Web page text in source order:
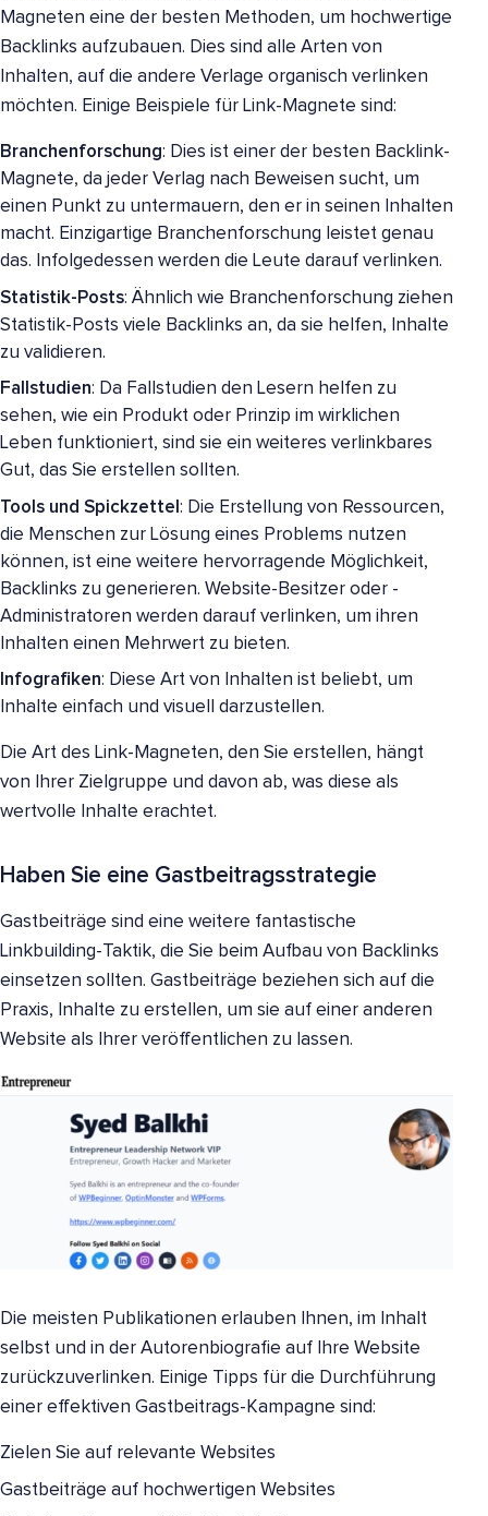
Magneten eine der besten Methoden, um hochwertige
Backlinks aufzubauen. Dies sind alle Arten von
Inhalten, auf die andere Verlage organisch verlinken
möchten. Einige Beispiele für Link-Magnete sind:
Branchenforschung: Dies ist einer der besten Backlink-
Magnete, da jeder Verlag nach Beweisen sucht, um
einen Punkt zu untermauern, den er in seinen Inhalten
macht. Einzigartige Branchenforschung leistet genau
das. Infolgedessen werden die Leute darauf verlinken.
Statistik-Posts: Ähnlich wie Branchenforschung ziehen
Statistik-Posts viele Backlinks an, da sie helfen, Inhalte
zu validieren.
Fallstudien: Da Fallstudien den Lesern helfen zu
sehen, wie ein Produkt oder Prinzip im wirklichen
Leben funktioniert, sind sie ein weiteres verlinkbares
Gut, das Sie erstellen sollten.
Tools und Spickzettel : Die Erstellung von Ressourcen,
die Menschen zur Lösung eines Problems nutzen
können, ist eine weitere hervorragende Möglichkeit,
Backlinks zu generieren. Website-Besitzer oder -
Administratoren werden darauf verlinken, um ihren
Inhalten einen Mehrwert zu bieten.
Infografiken: Diese Art von Inhalten ist beliebt, um
Inhalte einfach und visuell darzustellen.
Die Art des Link-Magneten, den Sie erstellen, hängt
von Ihrer Zielgruppe und davon ab, was diese als
wertvolle Inhalte erachtet.
Haben Sie eine Gastbeitragsstrategie
Gastbeiträge sind eine weitere fantastische
Linkbuilding-Taktik, die Sie beim Aufbau von Backlinks
einsetzen sollten. Gastbeiträge beziehen sich auf die
Praxis, Inhalte zu erstellen, um sie auf einer anderen
Website als Ihrer veröffentlichen zu lassen.
Die meisten Publikationen erlauben Ihnen, im Inhalt
selbst und in der Autorenbiografie auf Ihre Website
zurückzuverlinken. Einige Tipps für die Durchführung
einer effektiven Gastbeitrags-Kampagne sind:
Zielen Sie auf relevante Websites
Gastbeiträge auf hochwertigen Websites